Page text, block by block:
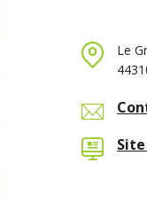
Le